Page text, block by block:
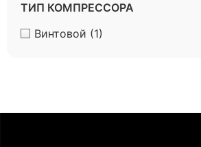
ТИП КОМПРЕССОРА
Винтовой (1)